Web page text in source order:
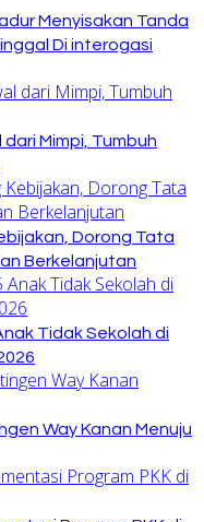
Menyisakan Tanda
Di interogasi
Mimpi, Tumbuh
Dorong Tata
Berkelanjutan
Tidak Sekolah di
Way Kanan Menuju